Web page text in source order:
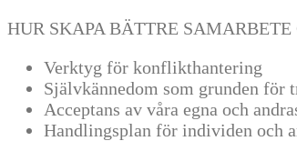
HUR SKAPA BÄTTRE
Verktyg för konflikthantering
Självkännedom som grunden för
Acceptans av våra egna och
Handlingsplan för individen och